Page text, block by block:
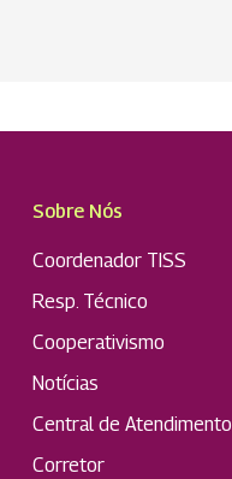
Sobre Nós
Coordenador TISS
Resp. Técnico
Cooperativismo
Notícias
Central de Atendimento
Corretor